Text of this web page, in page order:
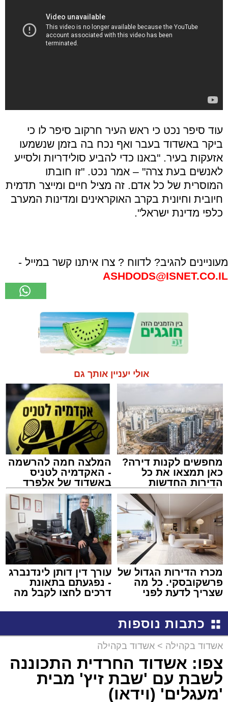
עוד סיפר נכט כי ראש העיר חרקוב סיפר לו כי
ביקר באשדוד בעבר ואף נכח בה בזמן שנשמעו
אזעקות בעיר. "באנו כדי להביע סולידריות ולסייע
לאנשים בעת צרה" – אמר נכט. "זו חובתו
המוסרית של כל אדם. זה מציל חיים ומייצר תדמית
חיובית וחיונית בקרב האוקראינים ומדינות המערב
כלפי מדינת ישראל".
מעוניינים להגיב? לדווח ? צרו איתנו קשר במייל -
ASHDODS@ISNET.CO.IL
אולי יעניין אותך גם
מחפשים לקנות דירה?
כאן תמצאו את כל
הדירות החדשות
למכירה באשדוד >>>
המלצה חמה להרשמה
- האקדמיה לטניס
באשדוד של אלפרד
קריאולנסקי - לילדים
מכרז הדירות הגדול של
פרשקובסקי. כל מה
שצריך לדעת לפני
באשדוד
עורך דין דותן לינדנברג
- נפגעתם בתאונת
דרכים לחצו לקבל מה
כתבות נוספות
אשדוד בקהילה > אשדוד בקהילה
צפו: אשדוד החרדית התכוננה
לשבת עם 'שבת זיץ' מבית
'מעגלים' (וידאו)